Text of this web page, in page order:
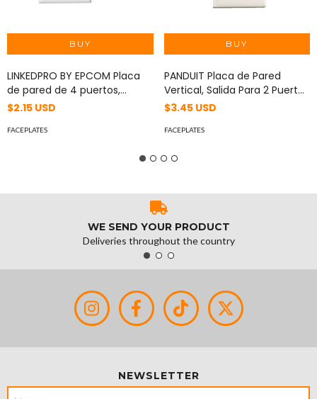
LINKEDPRO BY EPCOM Placa
de pared de 4 puertos,
Keystone, Color Blanco MOD:
$2.15 USD
FACEPLATES
PANDUIT Placa de Pared
Vertical, Salida Para 2 Puertos
Keystone, Color Blanco MOD:
$3.45 USD
FACEPLATES
WE SEND YOUR PRODUCT
Deliveries throughout the country
NEWSLETTER